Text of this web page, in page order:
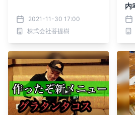
2021-11-30 17:00
株式会社菩提樹
内